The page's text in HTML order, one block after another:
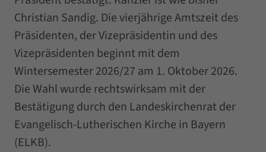
Christian Sandig. Die vierjährige Amtszeit des
Präsidenten, der Vizepräsidentin und des
Vizepräsidenten beginnt mit dem
Wintersemester 2026/27 am 1. Oktober 2026.
Die Wahl wurde rechtswirksam mit der
Bestätigung durch den Landeskirchenrat der
Evangelisch-Lutherischen Kirche in Bayern
(ELKB).